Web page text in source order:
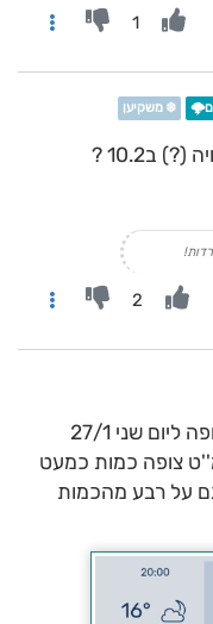
1
❄️ משקיען
ב10.2 ?
2
תגידו, זה אמיתי ? זה מה שהשמ''ט צופה ליום שני 27/1
השמ''ט צופה כמות כמעט
גם על רבע מהכמות